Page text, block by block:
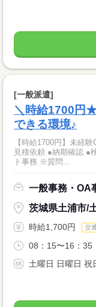
[一般派遣]
＼時給1700円
できる環境♪
【時給1700円】未経
見積依頼 ●納期確認 ●
ト事務 ※質問...
一般事務・OA
茨城県土浦市/
時給1,700円 交
08：15〜16：35
土曜日 日曜日 祝